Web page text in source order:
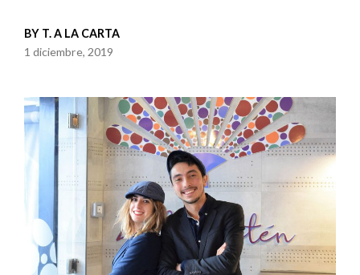
BY T. A LA CARTA
1 diciembre, 2019